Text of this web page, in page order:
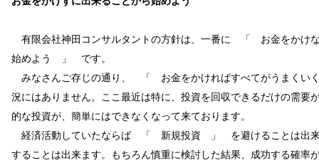
有限会社神田コンサルタントの方針は、一番に 「 お金をかけ
始めよう 」 です。
みなさんご存じの通り、 「 お金をかければすべてがうまく
況にはありません。ここ最近は特に、投資を回収できるだけの需要
的な投資が、簡単にはできなくなって来ております。
経済活動していたならば 「 新規投資 」 を避けることは出来
することは出来ます。もちろん慎重に検討した結果、成功する確率